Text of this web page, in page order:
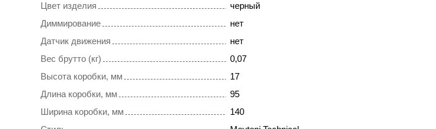
Цвет изделия
черный
Диммирование
нет
Датчик движения
нет
Вес брутто (кг)
0,07
Высота коробки, мм
17
Длина коробки, мм
95
Ширина коробки, мм
140